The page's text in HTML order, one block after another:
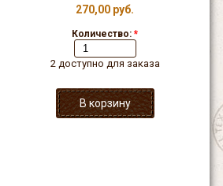
270,00 руб.
Количество: *
2 доступно для заказа